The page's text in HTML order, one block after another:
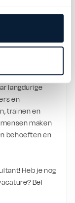
actief in de
Wij zijn
langdurige
en
trainen en
maken
behoeften en
Heb je nog
Bel